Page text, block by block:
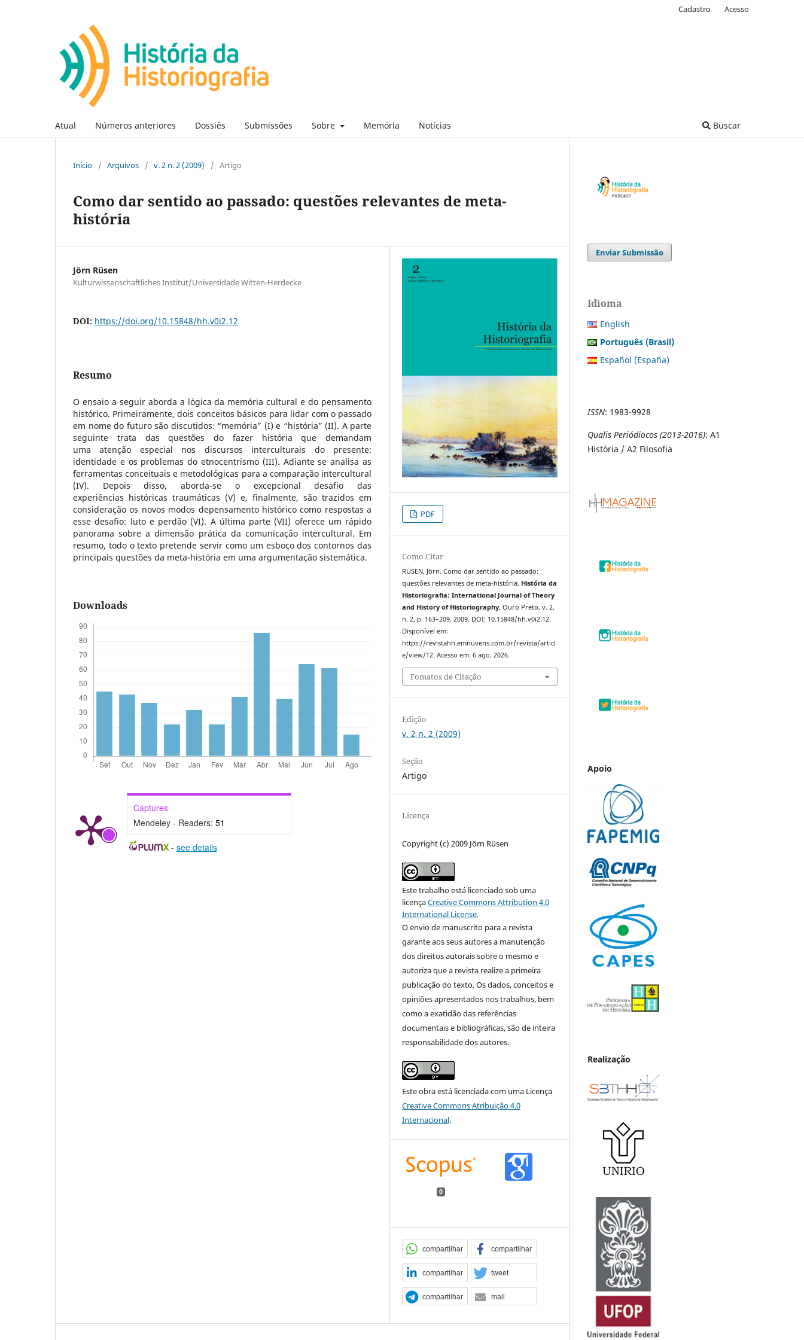
Atual Números anteriores Dossiês Submissões Sobre Memória Notícias Buscar
Cadastro Acesso
Início / Arquivos / v. 2 n. 2 (2009) / Artigo
Como dar sentido ao passado: questões relevantes de meta-
história
Jörn Rüsen
Kulturwissenschaftliches Institut/Universidade Witten-Herdecke
DOI: https://doi.org/10.15848/hh.v0i2.12
Resumo
O ensaio a seguir aborda a lógica da memória cultural e do pensamento
histórico. Primeiramente, dois conceitos básicos para lidar com o passado
em nome do futuro são discutidos: “memória” (I) e “história” (II). A parte
seguinte trata das questões do fazer história que demandam
uma atenção especial nos discursos interculturais do presente:
identidade e os problemas do etnocentrismo (III). Adiante se analisa as
ferramentas conceituais e metodológicas para a comparação intercultural
(IV). Depois disso, aborda-se o excepcional desafio das
experiências históricas traumáticas (V) e, finalmente, são trazidos em
consideração os novos modos depensamento histórico como respostas a
esse desafio: luto e perdão (VI). A última parte (VII) oferece um rápido
panorama sobre a dimensão prática da comunicação intercultural. Em
resumo, todo o texto pretende servir como um esboço dos contornos das
principais questões da meta-história em uma argumentação sistemática.
Downloads
Captures
Mendeley - Readers: 51
- see details
PDF
Como Citar
RÜSEN, Jörn. Como dar sentido ao passado:
questões relevantes de meta-história. História da
Historiografia: International Journal of Theory
and History of Historiography, Ouro Preto, v. 2,
n. 2, p. 163–209, 2009. DOI: 10.15848/hh.v0i2.12.
Disponível em:
https://revistahh.emnuvens.com.br/revista/articl
e/view/12. Acesso em: 6 ago. 2026.
Fomatos de Citação
Edição
v. 2 n. 2 (2009)
Seção
Artigo
Licença
Copyright (c) 2009 Jörn Rüsen
Este trabalho está licenciado sob uma
licençaCreative Commons Attribution 4.0
International License.
O envio de manuscrito para a revista
garante aos seus autores a manutenção
dos direitos autorais sobre o mesmo e
autoriza que a revista realize a primeira
publicação do texto. Os dados, conceitos e
opiniões apresentados nos trabalhos, bem
como a exatidão das referências
documentais e bibliográficas, são de inteira
responsabilidade dos autores.
Este obra está licenciada com uma Licença
Creative Commons Atribuição 4.0
Internacional.
0
compartilhar compartilhar
compartilhar tweet
compartilhar mail
Enviar Submissão
Idioma
English
Português (Brasil)
Español (España)
ISSN: 1983-9928
Qualis Periódiocos (2013-2016): A1
História / A2 Filosofia
Apoio
Realização